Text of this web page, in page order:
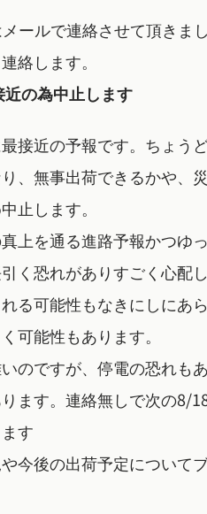
ールで連絡させて頂きまし
絡します。
の為中止します
接近の予報です。ちょう
、無事出荷できるかや、
止します。
上を通る進路予報かつゆ
く恐れがありすごく心配
る可能性もなきにしにあ
可能性もあります。
のですが、停電の恐れも
ます。連絡無しで次の8/
す
今後の出荷予定について